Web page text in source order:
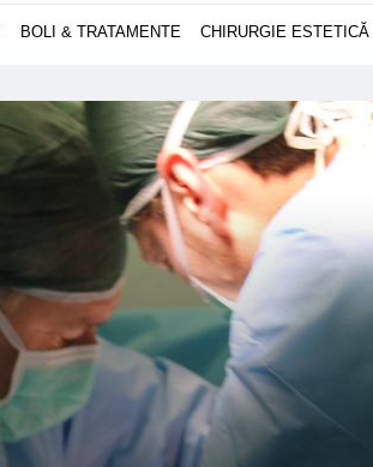
BOLI & TRATAMENTE CHIRURGIE ESTETICĂ